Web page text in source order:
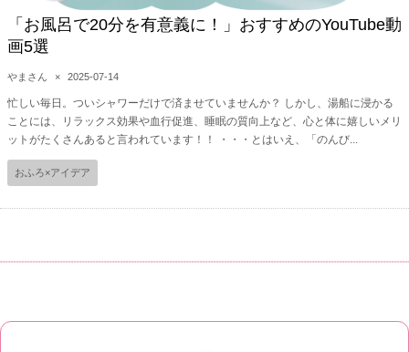
「お風呂で20分を有意義に！」おすすめのYouTube動
画5選
やまさん × 2025-07-14
忙しい毎日。ついシャワーだけで済ませていませんか？ しかし、湯船に浸かる
ことには、リラックス効果や血行促進、睡眠の質向上など、心と体に嬉しいメリ
ットがたくさんあると言われています！！ ・・・とはいえ、「のんび...
おふろ×アイデア